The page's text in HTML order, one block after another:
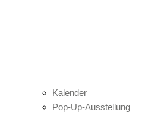
Kalender
Pop-Up-Ausstellung